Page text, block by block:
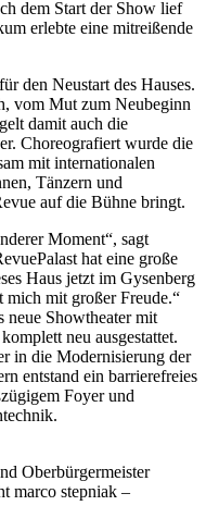
dem Start der Show lief
erlebte eine mitreißende
den Neustart des Hauses.
vom Mut zum Neubeginn
damit auch die
Choreografiert wurde die
mit internationalen
Tänzern und
auf die Bühne bringt.
Moment“, sagt
hat eine große
Haus jetzt im Gysenberg
mit großer Freude.“
neue Showtheater mit
neu ausgestattet.
in die Modernisierung der
entstand ein barrierefreies
Foyer und
Oberbürgermeister
marco stepniak –